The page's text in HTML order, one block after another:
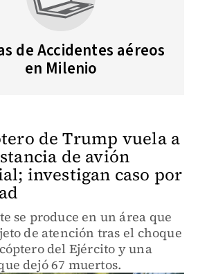
de Accidentes aéreos
en Milenio
de Trump vuela a
de avión
investigan caso por
se produce en un área que
de atención tras el choque
del Ejército y una
dejó 67 muertos.